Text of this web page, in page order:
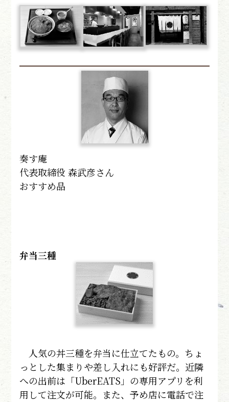
奏す庵
代表取締役 森武彦さん
おすすめ品
弁当三種
人気の丼三種を弁当に仕立てたもの。ちょ
っとした集まりや差し入れにも好評だ。近隣
への出前は「UberEATS」の専用アプリを利
用して注文が可能。また、予め店に電話で注